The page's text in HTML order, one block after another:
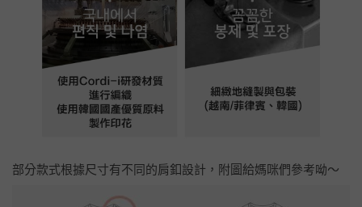
價格，也方便控管，品質就是讚！